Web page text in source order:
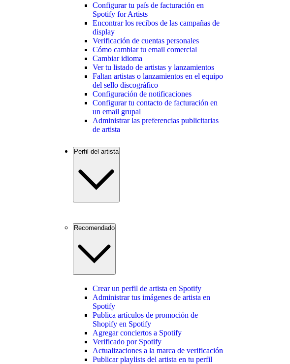
Configurar tu país de facturación en
Spotify for Artists
Encontrar los recibos de las campañas de
display
Verificación de cuentas personales
Cómo cambiar tu email comercial
Cambiar idioma
Ver tu listado de artistas y lanzamientos
Faltan artistas o lanzamientos en el equipo
del sello discográfico
Configuración de notificaciones
Configurar tu contacto de facturación en
un email grupal
Administrar las preferencias publicitarias
de artista
Perfil del artista
Recomendado
Crear un perfil de artista en Spotify
Administrar tus imágenes de artista en
Spotify
Publica artículos de promoción de
Shopify en Spotify
Agregar conciertos a Spotify
Verificado por Spotify
Actualizaciones a la marca de verificación
Publicar playlists del artista en tu perfil